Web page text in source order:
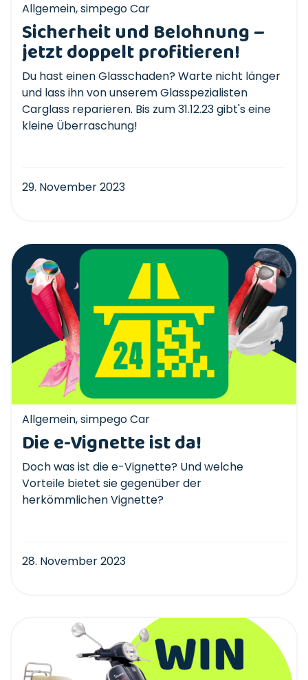
Allgemein,simpego Car
Sicherheit und Belohnung –
jetzt doppelt profitieren!
Du hast einen Glasschaden? Warte nicht länger
und lass ihn von unserem Glasspezialisten
Carglass reparieren. Bis zum 31.12.23 gibt's eine
kleine Überraschung!
29. November 2023
Allgemein,simpego Car
Die e-Vignette ist da!
Doch was ist die e-Vignette? Und welche
Vorteile bietet sie gegenüber der
herkömmlichen Vignette?
28. November 2023